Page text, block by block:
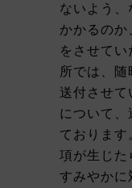
ないよう
かかるのか
をさせて
所では、随
送付させ
について
ておりま
項が生じた
すみやかに